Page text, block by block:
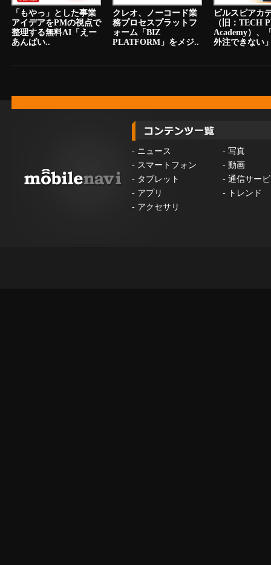
「もやっ」とした事業
アイデアをPMの視点で
整理する無料AI「えー
あんばい..
クレオ、ノーコード業
務プロセスプラットフ
ォーム「BIZ
PLATFORM」をメジ..
ビルスピアカ
（旧：TECH
Academy）、
外注できない
- ニュース - 写真
- スマートフォン - 動画
- タブレット - 通信サー
- アプリ -
トレンド
- アクセサリ